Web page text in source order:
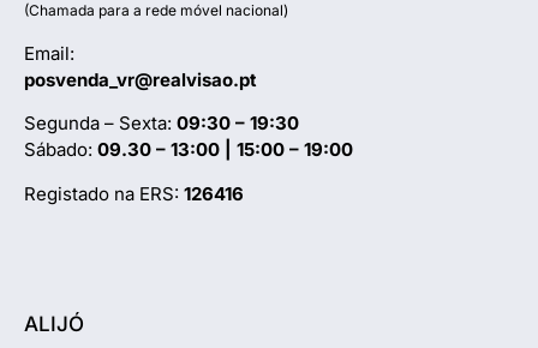
(Chamada para a rede móvel nacional)
Email:
posvenda_vr@realvisao.pt
Segunda – Sexta: 09:30 – 19:30
Sábado: 09.30 – 13:00 | 15:00 – 19:00
Registado na ERS: 126416
ALIJÓ